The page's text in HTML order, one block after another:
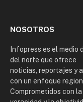
NOSOTROS
Infopress es el medio
del norte que ofrece
noticias, reportajes y
con un enfoque
Comprometidos con la